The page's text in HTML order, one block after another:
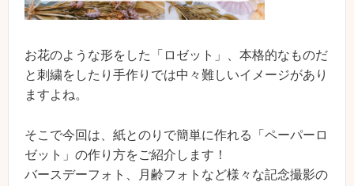
お花のような形をした「ロゼット」、本格的なものだ
と刺繍をしたり手作りでは中々難しいイメージがあり
ますよね。
そこで今回は、紙とのりで簡単に作れる「ペーパーロ
ゼット」の作り方をご紹介します！
バースデーフォト、月齢フォトなど様々な記念撮影の